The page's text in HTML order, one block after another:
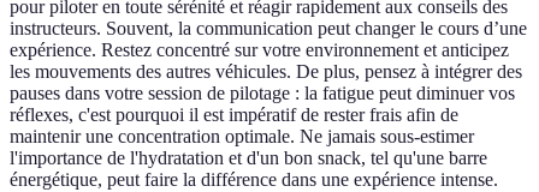
pour piloter en toute sérénité et réagir rapidement aux conseils des
instructeurs. Souvent, la communication peut changer le cours d’une
expérience. Restez concentré sur votre environnement et anticipez
les mouvements des autres véhicules. De plus, pensez à intégrer des
pauses dans votre session de pilotage : la fatigue peut diminuer vos
réflexes, c'est pourquoi il est impératif de rester frais afin de
maintenir une concentration optimale. Ne jamais sous-estimer
l'importance de l'hydratation et d'un bon snack, tel qu'une barre
énergétique, peut faire la différence dans une expérience intense.